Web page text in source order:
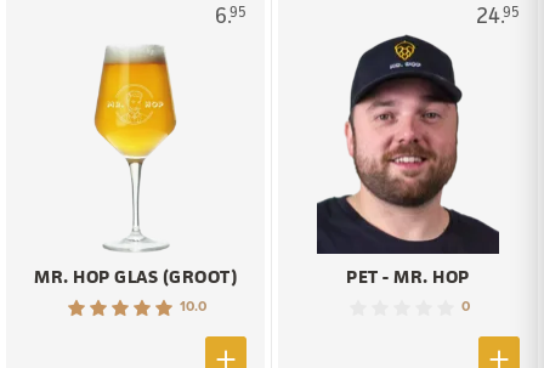
6.95
MR. HOP GLAS (GROOT)
10.0
24.95
PET - MR. HOP
0